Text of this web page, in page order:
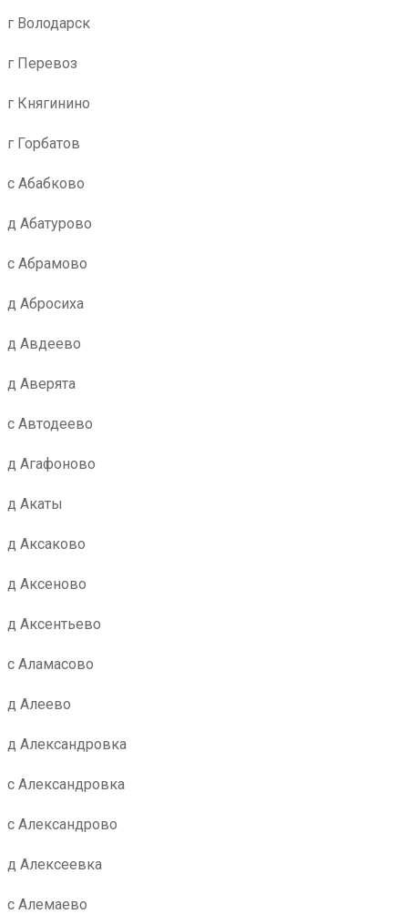
г Володарск
г Перевоз
г Княгинино
г Горбатов
с Абабково
д Абатурово
с Абрамово
д Абросиха
д Авдеево
д Аверята
с Автодеево
д Агафоново
д Акаты
д Аксаково
д Аксеново
д Аксентьево
с Аламасово
д Алеево
д Александровка
с Александровка
с Александрово
д Алексеевка
с Алемаево